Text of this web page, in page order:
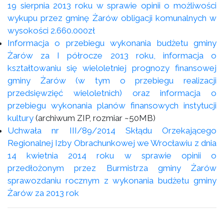
19 sierpnia 2013 roku w sprawie opinii o możliwości
wykupu przez gminę Żarów obligacji komunalnych w
wysokości 2.660.000zł
Informacja o przebiegu wykonania budżetu gminy
Żarów za I półrocze 2013 roku, informacja o
kształtowaniu się wieloletniej prognozy finansowej
gminy Żarów (w tym o przebiegu realizacji
przedsięwzięć wieloletnich) oraz informacja o
przebiegu wykonania planów finansowych instytucji
kultury (archiwum ZIP, rozmiar ~50MB)
Uchwała nr III/89/2014 Skłądu Orzekającego
Regionalnej Izby Obrachunkowej we Wrocławiu z dnia
14 kwietnia 2014 roku w sprawie opinii o
przedłożonym przez Burmistrza gminy Żarów
sprawozdaniu rocznym z wykonania budżetu gminy
Żarów za 2013 rok